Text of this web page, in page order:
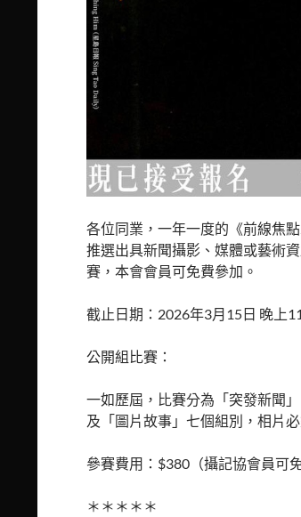
各位同業，一年一度的《前線焦
推選出具新聞攝影、媒體或藝術
賽，本會會員可免費參加。
截止日期：2026年3月15日 晚上
公開組比賽：
一如歷屆，比賽分為「突發新聞
及「圖片故事」七個組別，相片
參賽費用：$380（攝記協會員可免
＊＊＊＊＊